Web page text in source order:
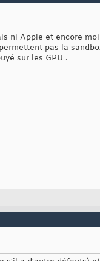
ni Apple et encore
pas la
sur les GPU .